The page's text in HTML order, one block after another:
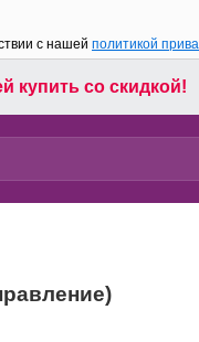
с нашей политикой
купить со скидкой!